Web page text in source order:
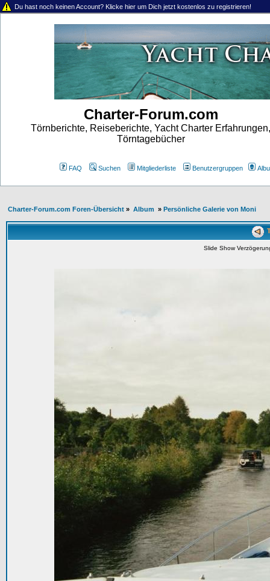
Du hast noch keinen Account? Klicke hier um Dich jetzt kostenlos zu registrieren!
Charter-Forum.com
Törnberichte, Reiseberichte, Yacht Charter
Törntagebücher
FAQ Suchen Mitgliederliste Benutzergruppen
Charter-Forum.com Foren-Übersicht » Album » Persönliche Galerie von Moni
Slide Show